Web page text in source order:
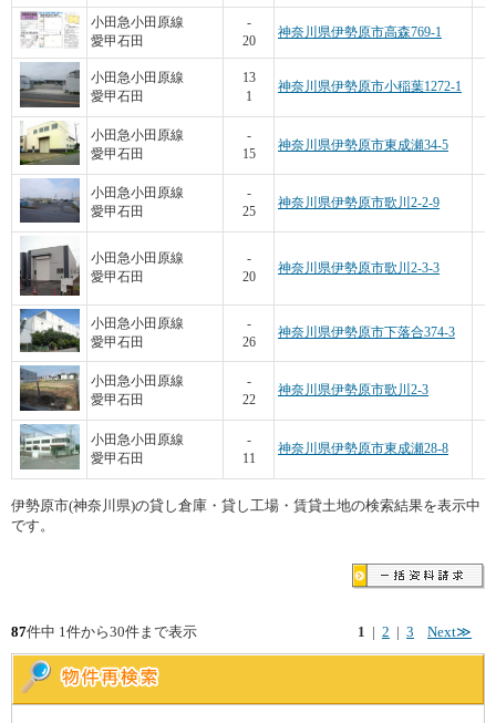
小田急小田原線
愛甲石田
-
20
神奈川県伊勢原市高森769-1
小田急小田原線
愛甲石田
13
1
神奈川県伊勢原市小稲葉1272-1
小田急小田原線
愛甲石田
-
15
神奈川県伊勢原市東成瀬34-5
小田急小田原線
愛甲石田
-
25
神奈川県伊勢原市歌川2-2-9
小田急小田原線
愛甲石田
-
20
神奈川県伊勢原市歌川2-3-3
小田急小田原線
愛甲石田
-
26
神奈川県伊勢原市下落合374-3
小田急小田原線
愛甲石田
-
22
神奈川県伊勢原市歌川2-3
小田急小田原線
愛甲石田
-
11
神奈川県伊勢原市東成瀬28-8
伊勢原市(神奈川県)の貸し倉庫・貸し工場・賃貸土地の検索結果を表示中
です。
1 | 2 | 3 Next≫
87件中 1件から30件まで表示